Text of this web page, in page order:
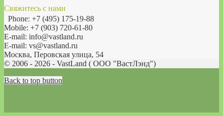
Свяжитесь с нами
Phone: +7 (495) 175-19-88
Mobile: +7 (903) 720-61-80
E-mail: info@vastland.ru
E-mail: vs@vastland.ru
Москва, Перовская улица, 54
© 2006 - 2026 - VastLand ( OOO "ВастЛэнд")
Back to top button